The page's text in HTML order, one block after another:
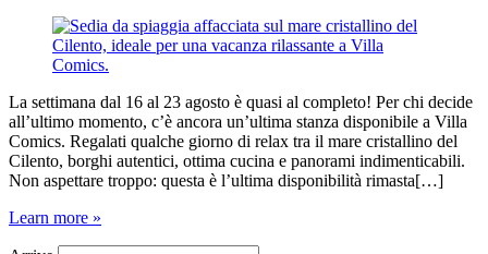
La settimana dal 16 al 23 agosto è quasi al completo! Per chi decide
all’ultimo momento, c’è ancora un’ultima stanza disponibile a Villa
Comics. Regalati qualche giorno di relax tra il mare cristallino del
Cilento, borghi autentici, ottima cucina e panorami indimenticabili.
Non aspettare troppo: questa è l’ultima disponibilità rimasta[…]
Learn more »